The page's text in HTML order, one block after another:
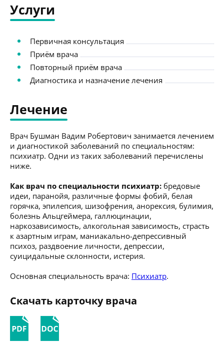
Услуги
Первичная консультация
Приём врача
Повторный приём врача
Диагностика и назначение лечения
Лечение
Врач Бушман Вадим Робертович занимается лечением
и диагностикой заболеваний по специальностям:
психиатр. Одни из таких заболеваний перечислены
ниже.
Как врач по специальности психиатр: бредовые
идеи, паранойя, различные формы фобий, белая
горячка, эпилепсия, шизофрения, анорексия, булимия,
болезнь Альцгеймера, галлюцинации,
наркозависимость, алкогольная зависимость, страсть
к азартным играм, маниакально-депрессивный
психоз, раздвоение личности, депрессии,
суицидальные склонности, истерия.
Основная специальность врача: Психиатр.
Скачать карточку врача